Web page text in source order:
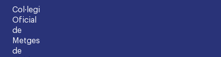
Col·legi
Oficial
de
Metges
de